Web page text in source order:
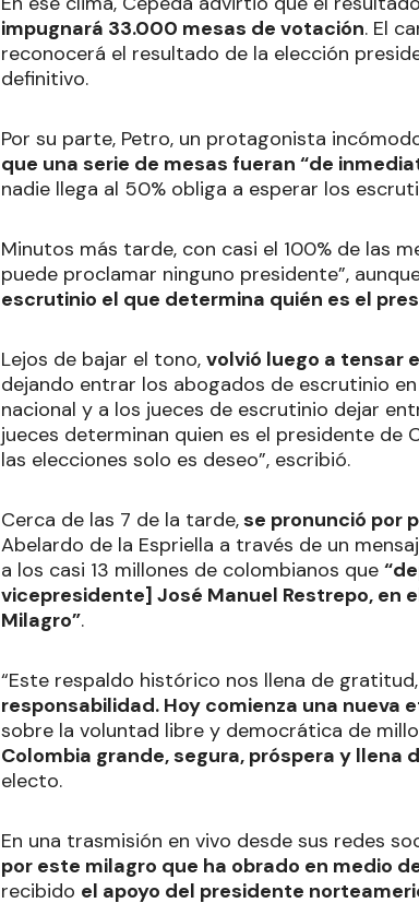
impugnará 33.000 mesas de votación. El
reconocerá el resultado de la elección
definitivo.
Por su parte, Petro, un protagonista
que una serie de mesas fueran “de
nadie llega al 50% obliga a esperar los
Minutos más tarde, con casi el 100% de las
puede proclamar ninguno presidente”,
escrutinio el que determina quién es el
Lejos de bajar el tono, volvió luego a tensar
dejando entrar los abogados de escrutinio
nacional y a los jueces de escrutinio dejar
jueces determinan quien es el presidente de
las elecciones solo es deseo”, escribió.
Cerca de las 7 de la tarde,se pronunció por
Abelardo de la Espriella a través de un
a los casi 13 millones de colombianos que
vicepresidente] José Manuel Restrepo, en
Milagro”.
“Este respaldo histórico nos llena de gratitud,
responsabilidad. Hoy comienza una nueva
sobre la voluntad libre y democrática de
Colombia grande, segura, próspera y llena
electo.
En una trasmisión en vivo desde sus redes
por este milagro que ha obrado en medio
recibido el apoyo del presidente